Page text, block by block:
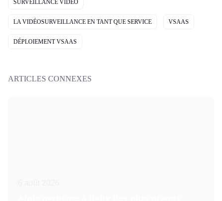
SURVEILLANCE VIDÉO
LA VIDÉOSURVEILLANCE EN TANT QUE SERVICE VSAAS
DÉPLOIEMENT VSAAS
ARTICLES CONNEXES